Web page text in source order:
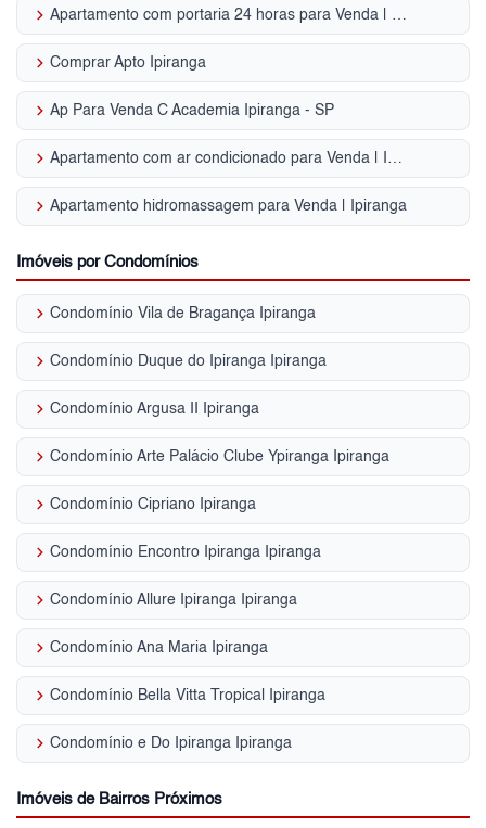
keyboard_arrow_right Apartamento com portaria 24 horas para Venda | Ipiranga
keyboard_arrow_right Comprar Apto Ipiranga
keyboard_arrow_right Ap Para Venda C Academia Ipiranga - SP
keyboard_arrow_right Apartamento com ar condicionado para Venda | Ipiranga
keyboard_arrow_right Apartamento hidromassagem para Venda | Ipiranga
Imóveis por Condomínios
keyboard_arrow_right Condomínio Vila de Bragança Ipiranga
keyboard_arrow_right Condomínio Duque do Ipiranga Ipiranga
keyboard_arrow_right Condomínio Argusa II Ipiranga
keyboard_arrow_right Condomínio Arte Palácio Clube Ypiranga Ipiranga
keyboard_arrow_right Condomínio Cipriano Ipiranga
keyboard_arrow_right Condomínio Encontro Ipiranga Ipiranga
keyboard_arrow_right Condomínio Allure Ipiranga Ipiranga
keyboard_arrow_right Condomínio Ana Maria Ipiranga
keyboard_arrow_right Condomínio Bella Vitta Tropical Ipiranga
keyboard_arrow_right Condomínio e Do Ipiranga Ipiranga
Imóveis de Bairros Próximos